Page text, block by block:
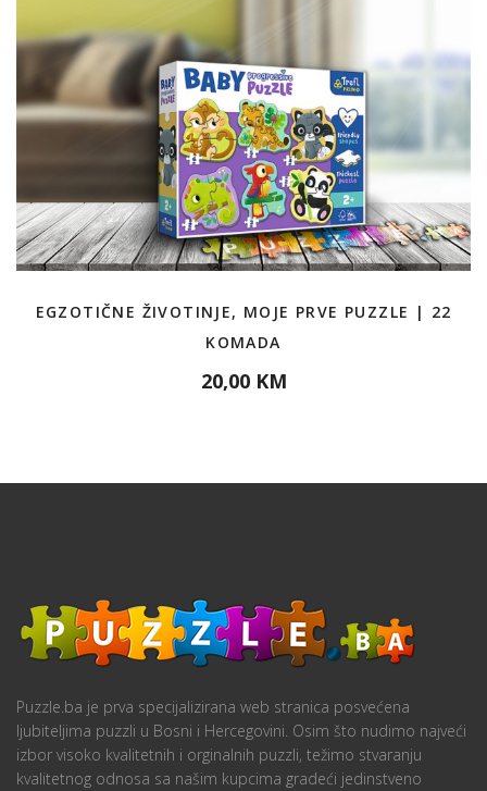
EGZOTIČNE ŽIVOTINJE, MOJE PRVE PUZZLE | 22
KOMADA
20,00 KM
Puzzle.ba je prva specijalizirana web stranica posvećena
ljubiteljima puzzli u Bosni i Hercegovini. Osim što nudimo najveći
izbor visoko kvalitetnih i orginalnih puzzli, težimo stvaranju
kvalitetnog odnosa sa našim kupcima gradeći jedinstveno